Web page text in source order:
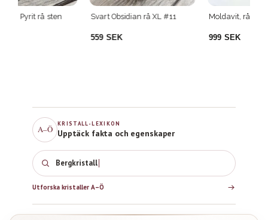
A–Ö
KRISTALL-LEXIKON
Upptäck fakta och egenskaper
Bergkristall
Utforska kristaller A–Ö
Svart Obsidian rå XL #11 Moldavit, rå bit #13